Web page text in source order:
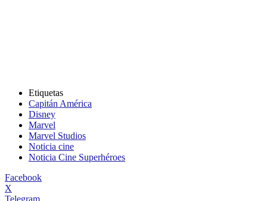
Etiquetas
Capitán América
Disney
Marvel
Marvel Studios
Noticia cine
Noticia Cine Superhéroes
Facebook
X